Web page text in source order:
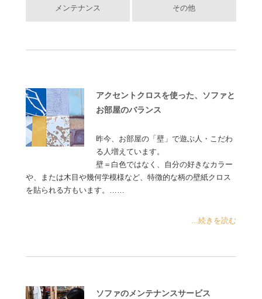
メンテナンス その他
アクセントクロスを使った、ソファと
お部屋のバランス
昨今、お部屋の「壁」で遊ぶ人・こだわ
る人増えています。
壁＝白色ではなく、自分の好きなカラー
や、または木目や幾何学模様など、特徴的な柄の壁紙クロス
を貼られる方もいます。……
...続きを読む
ソファのメンテナンスサービス